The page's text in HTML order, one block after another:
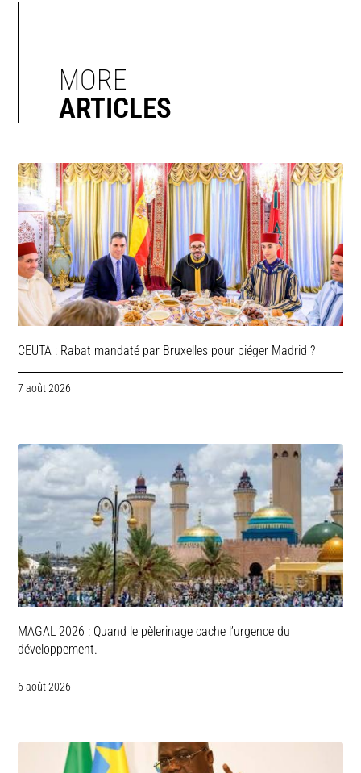
MORE
ARTICLES
CEUTA : Rabat mandaté par Bruxelles pour piéger Madrid ?
7 août 2026
MAGAL 2026 : Quand le pèlerinage cache l’urgence du
développement.
6 août 2026